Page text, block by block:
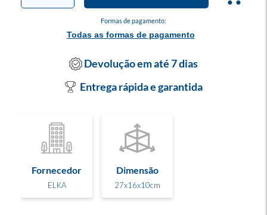
Formas de pagamento:
Todas as formas de pagamento
Devolução em até 7 dias
Entrega rápida e garantida
Fornecedor
ELKA
Dimensão
27x16x10cm